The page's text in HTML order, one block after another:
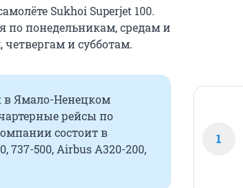
Sukhoi Superjet 100.
по понедельникам, средам и
и субботам.
в Ямало-Ненецком
рейсы по
состоит в
737-500, Airbus A320-200,
1